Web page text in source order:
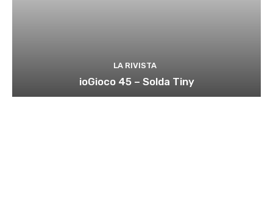
LA RIVISTA
ioGioco 45 – Solda Tiny